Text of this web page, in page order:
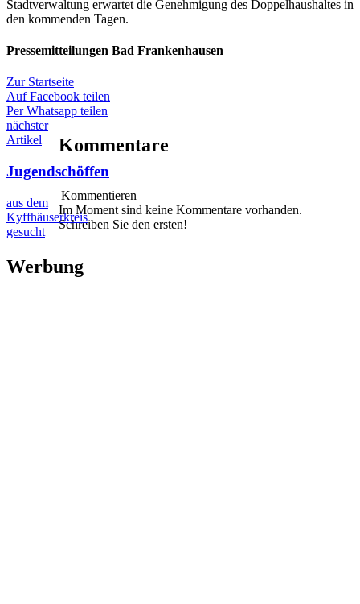
Stadtverwaltung erwartet die Genehmigung des Doppelhaushaltes in
den kommenden Tagen.
Pressemitteilungen Bad Frankenhausen
Zur Startseite
Auf Facebook teilen
Per Whatsapp teilen
nächster
Artikel
Jugendschöffen
aus dem
Kyffhäuserkreis
gesucht
Kommentare
Kommentieren
Im Moment sind keine Kommentare vorhanden.
Schreiben Sie den ersten!
Werbung